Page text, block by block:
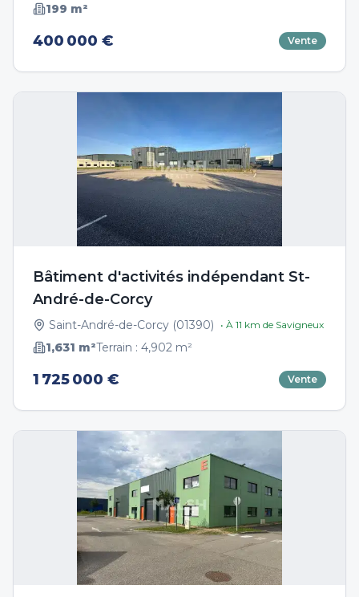
199 m²
400 000 € Vente
Bâtiment d'activités indépendant St-
André-de-Corcy
Saint-André-de-Corcy (01390) • À 11 km de Savigneux
1,631 m²Terrain : 4,902 m²
1 725 000 € Vente